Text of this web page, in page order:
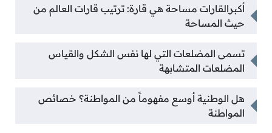
أكبرالقارات مساحة هي قارة: ترتيب قارات العالم من
حيث المساحة
تسمى المضلعات التي لها نفس الشكل والقياس
المضلعات المتشابهة
هل الوطنية أوسع مفهوماً من المواطنة؟ خصائص
المواطنة